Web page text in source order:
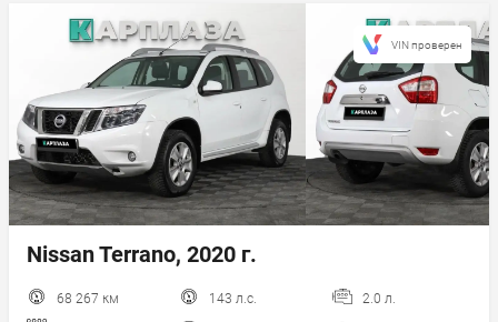
Nissan Terrano, 2020 г.
68 267 км 143 л.с. 2.0 л.
VIN проверен